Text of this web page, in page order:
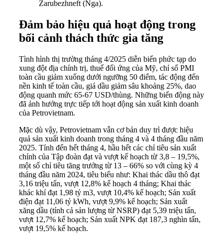
Zarubezhneft (Nga).
Đảm bảo hiệu quả hoạt động trong
bối cảnh thách thức gia tăng
Tình hình thị trường tháng 4/2025 diễn biến phức tạp do
xung đột địa chính trị, thuế đối ứng của Mỹ, chỉ số PMI
toàn cầu giảm xuống dưới ngưỡng 50 điểm, tác động đến
nền kinh tế toàn cầu, giá dầu giảm sâu khoảng 25%, dao
động quanh mức 65-67 USD/thùng. Những biến động này
đã ảnh hưởng trực tiếp tới hoạt động sản xuất kinh doanh
của Petrovietnam.
Mặc dù vậy, Petrovietnam vẫn cơ bản duy trì được hiệu
quả sản xuất kinh doanh trong tháng 4 và 4 tháng đầu năm
2025. Tính đến hết tháng 4, hầu hết các chỉ tiêu sản xuất
chính của Tập đoàn đạt và vượt kế hoạch từ 3,8 – 19,5%,
một số chỉ tiêu tăng trưởng từ 13 – 66% so với cùng kỳ 4
tháng đầu năm 2024, tiêu biểu như: Khai thác dầu thô đạt
3,16 triệu tấn, vượt 12,8% kế hoạch 4 tháng; Khai thác
khác khí đạt 1,98 tỷ m3, vượt 10,4% kế hoạch; Sản xuất
điện đạt 11,06 tỷ kWh, vượt 9,9% kế hoạch; Sản xuất
xăng dầu (tính cả sản lượng từ NSRP) đạt 5,39 triệu tấn,
vượt 12,7% kế hoạch; Sản xuất NPK đạt 187,3 nghìn tấn,
vượt 19,5% kế hoạch.